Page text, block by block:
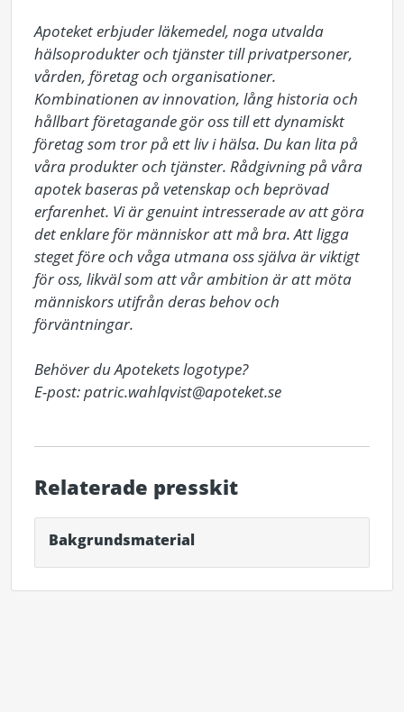
Apoteket erbjuder läkemedel, noga utvalda
hälsoprodukter och tjänster till privatpersoner,
vården, företag och organisationer.
Kombinationen av innovation, lång historia och
hållbart företagande gör oss till ett dynamiskt
företag som tror på ett liv i hälsa. Du kan lita på
våra produkter och tjänster. Rådgivning på våra
apotek baseras på vetenskap och beprövad
erfarenhet. Vi är genuint intresserade av att göra
det enklare för människor att må bra. Att ligga
steget före och våga utmana oss själva är viktigt
för oss, likväl som att vår ambition är att möta
människors utifrån deras behov och
förväntningar.
Behöver du Apotekets logotype?
Relaterade presskit
Bakgrundsmaterial